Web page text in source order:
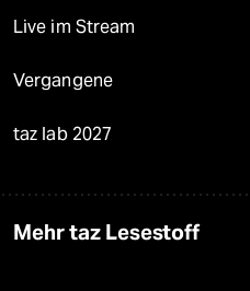
Live im Stream
Vergangene
taz lab 2027
Mehr taz Lesestoff